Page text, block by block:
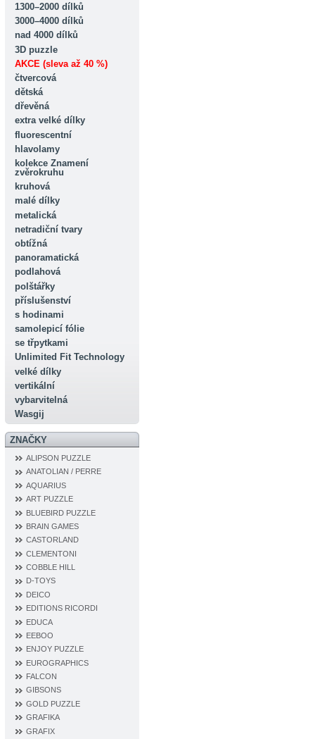
1300–2000 dílků
3000–4000 dílků
nad 4000 dílků
3D puzzle
AKCE (sleva až 40 %)
čtvercová
dětská
dřevěná
extra velké dílky
fluorescentní
hlavolamy
kolekce Znamení
zvěrokruhu
kruhová
malé dílky
metalická
netradiční tvary
obtížná
panoramatická
podlahová
polštářky
příslušenství
s hodinami
samolepicí fólie
se třpytkami
Unlimited Fit Technology
velké dílky
vertikální
vybarvitelná
Wasgij
ZNAČKY
ALIPSON PUZZLE
ANATOLIAN / PERRE
AQUARIUS
ART PUZZLE
BLUEBIRD PUZZLE
BRAIN GAMES
CASTORLAND
CLEMENTONI
COBBLE HILL
D‐TOYS
DEICO
EDITIONS RICORDI
EDUCA
EEBOO
ENJOY PUZZLE
EUROGRAPHICS
FALCON
GIBSONS
GOLD PUZZLE
GRAFIKA
GRAFIX